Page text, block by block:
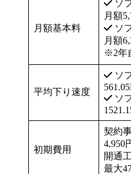
月額基本料
ソ
月額
ソ
月額
※2年
平均下り速度
ソ
ソ
初期費用
契約
4,950
開通
最大